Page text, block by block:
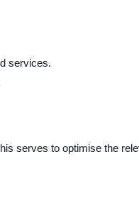
services.
serves to optimise the